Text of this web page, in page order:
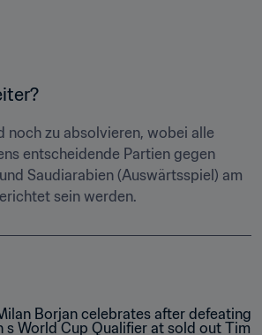
noch zu absolvieren, wobei alle
entscheidende Partien gegen
Saudiarabien (Auswärtsspiel) am
sein werden.